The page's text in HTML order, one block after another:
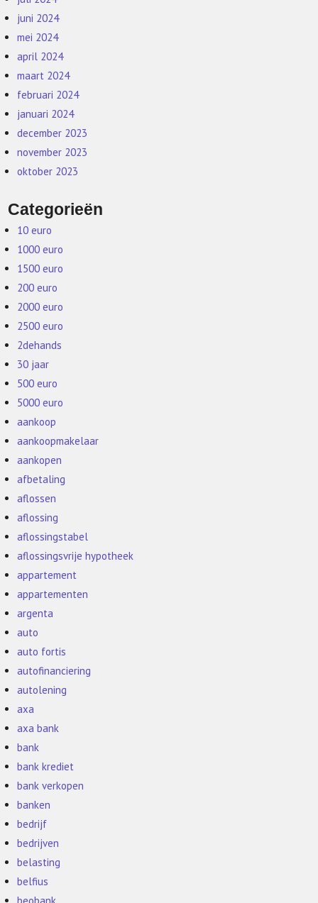
juni 2024
mei 2024
april 2024
maart 2024
februari 2024
januari 2024
december 2023
november 2023
oktober 2023
Categorieën
10 euro
1000 euro
1500 euro
200 euro
2000 euro
2500 euro
2dehands
30 jaar
500 euro
5000 euro
aankoop
aankoopmakelaar
aankopen
afbetaling
aflossen
aflossing
aflossingstabel
aflossingsvrije hypotheek
appartement
appartementen
argenta
auto
auto fortis
autofinanciering
autolening
axa
axa bank
bank
bank krediet
bank verkopen
banken
bedrijf
bedrijven
belasting
belfius